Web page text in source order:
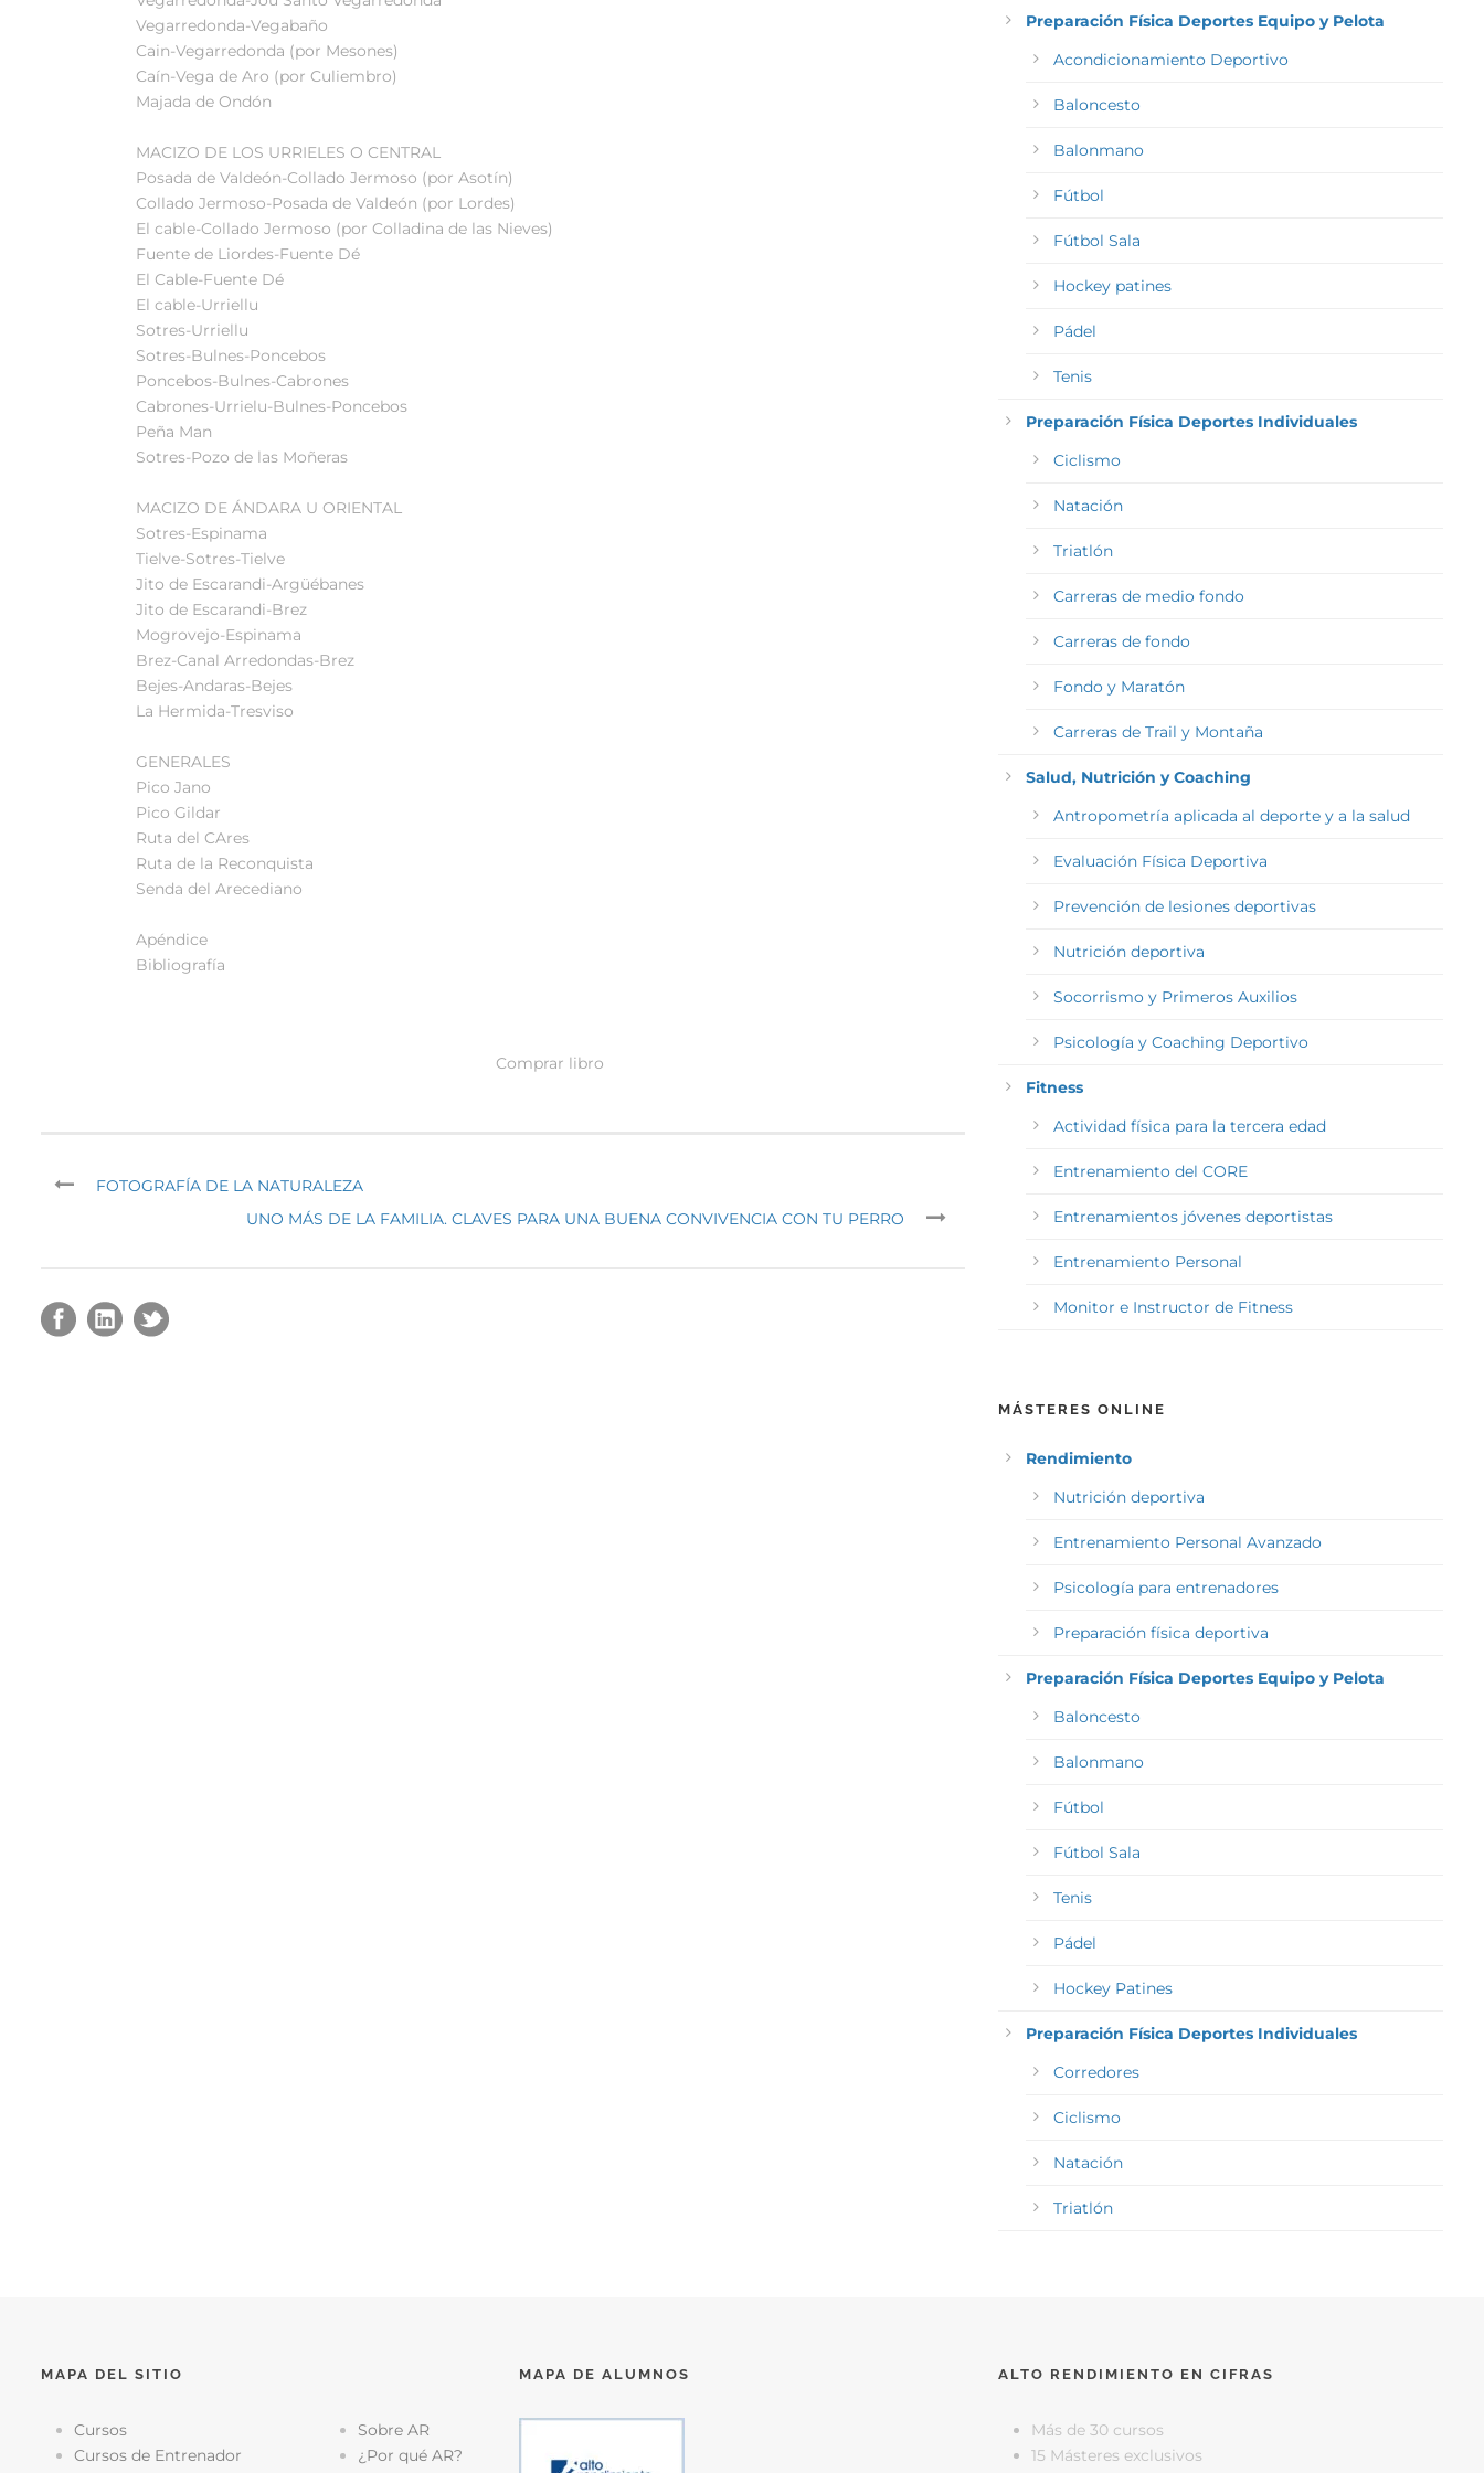
Vegarredonda-Vegabaño
Cain-Vegarredonda (por Mesones)
Caín-Vega de Aro (por Culiembro)
Majada de Ondón
MACIZO DE LOS URRIELES O CENTRAL
Posada de Valdeón-Collado Jermoso (por Asotín)
Collado Jermoso-Posada de Valdeón (por Lordes)
El cable-Collado Jermoso (por Colladina de las Nieves)
Fuente de Liordes-Fuente Dé
El Cable-Fuente Dé
El cable-Urriellu
Sotres-Urriellu
Sotres-Bulnes-Poncebos
Poncebos-Bulnes-Cabrones
Cabrones-Urrielu-Bulnes-Poncebos
Peña Man
Sotres-Pozo de las Moñeras
MACIZO DE ÁNDARA U ORIENTAL
Sotres-Espinama
Tielve-Sotres-Tielve
Jito de Escarandi-Argüébanes
Jito de Escarandi-Brez
Mogrovejo-Espinama
Brez-Canal Arredondas-Brez
Bejes-Andaras-Bejes
La Hermida-Tresviso
GENERALES
Pico Jano
Pico Gildar
Ruta del CAres
Ruta de la Reconquista
Senda del Arecediano
Apéndice
Bibliografía
Comprar libro
FOTOGRAFÍA DE LA NATURALEZA
UNO MÁS DE LA FAMILIA. CLAVES PARA UNA BUENA CONVIVENCIA CON TU PERRO
Preparación Física Deportes Equipo y Pelota
Acondicionamiento Deportivo
Baloncesto
Balonmano
Fútbol
Fútbol Sala
Hockey patines
Pádel
Tenis
Preparación Física Deportes Individuales
Ciclismo
Natación
Triatlón
Carreras de medio fondo
Carreras de fondo
Fondo y Maratón
Carreras de Trail y Montaña
Salud, Nutrición y Coaching
Antropometría aplicada al deporte y a la salud
Evaluación Física Deportiva
Prevención de lesiones deportivas
Nutrición deportiva
Socorrismo y Primeros Auxilios
Psicología y Coaching Deportivo
Fitness
Actividad física para la tercera edad
Entrenamiento del CORE
Entrenamientos jóvenes deportistas
Entrenamiento Personal
Monitor e Instructor de Fitness
MÁSTERES ONLINE
Rendimiento
Nutrición deportiva
Entrenamiento Personal Avanzado
Psicología para entrenadores
Preparación física deportiva
Preparación Física Deportes Equipo y Pelota
Baloncesto
Balonmano
Fútbol
Fútbol Sala
Tenis
Pádel
Hockey Patines
Preparación Física Deportes Individuales
Corredores
Ciclismo
Natación
Triatlón
MAPA DEL SITIO
Cursos
Cursos de Entrenador
Sobre AR
¿Por qué AR?
MAPA DE ALUMNOS ALTO RENDIMIENTO EN CIFRAS
Más de 30 cursos
15 Másteres exclusivos